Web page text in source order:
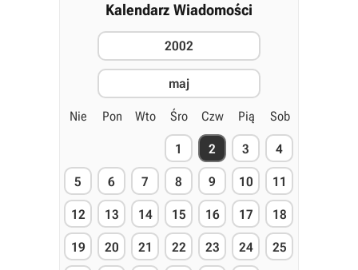
Kalendarz Wiadomości
2002
maj
Nie Pon Wto Śro Czw Pią Sob
1 2 3 4
5 6 7 8 9 10 11
12 13 14 15 16 17 18
19 20 21 22 23 24 25